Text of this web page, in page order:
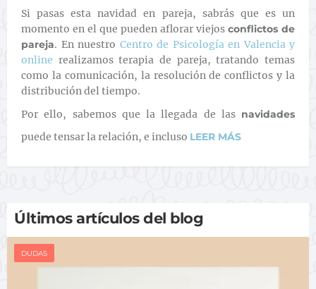
Si pasas esta navidad en pareja, sabrás que es un
momento en el que pueden aflorar viejos conflictos de
pareja. En nuestro Centro de Psicología en Valencia y
online realizamos terapia de pareja, tratando temas
como la comunicación, la resolución de conflictos y la
distribución del tiempo.
Por ello, sabemos que la llegada de las navidades
puede tensar la relación, e incluso LEER MÁS
Últimos artículos del blog
DUDAS